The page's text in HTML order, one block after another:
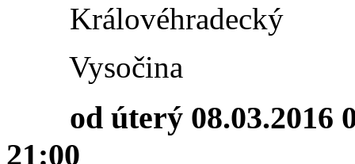
Královéhradecký
Vysočina
od úterý 08.03.2016
21:00